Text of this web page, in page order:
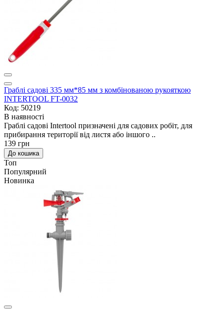
Граблі садові 335 мм*85 мм з комбінованою рукояткою
INTERTOOL FT-0032
Код: 50219
В наявності
Граблі садові Intertool призначені для садових робіт, для
прибирання території від листя або іншого ..
139 грн
До кошика
Топ
Популярний
Новинка